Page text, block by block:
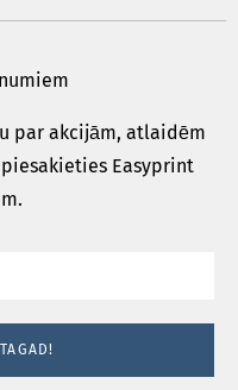
par akcijām, atlaidēm
Easyprint